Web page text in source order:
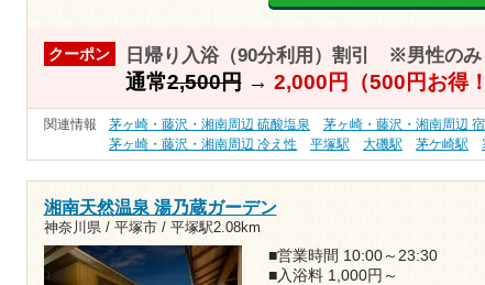
クーポン 日帰り入浴（90分利用）割引 ※男性のみ
通常2,500円→ 2,000円（500円お得！
関連情報 茅ヶ崎・藤沢・湘南周辺 硫酸塩泉 茅ヶ崎・藤沢・湘南周辺
茅ヶ崎・藤沢・湘南周辺 冷え性
平塚駅 大磯駅 茅ケ崎駅
湘南天然温泉 湯乃蔵ガーデン
神奈川県 / 平塚市 / 平塚駅2.08km
■営業時間 10:00～23:30
■入浴料 1,000円～